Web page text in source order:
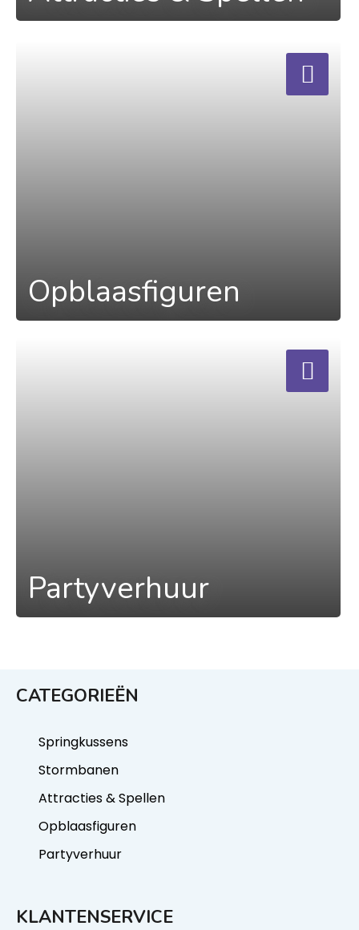
Opblaasfiguren
Partyverhuur
CATEGORIEËN
Springkussens
Stormbanen
Attracties & Spellen
Opblaasfiguren
Partyverhuur
KLANTENSERVICE